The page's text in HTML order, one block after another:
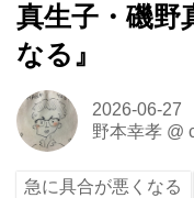
真生子・磯野
なる』
2026-06-27
野本幸孝@
急に具合が悪くなる